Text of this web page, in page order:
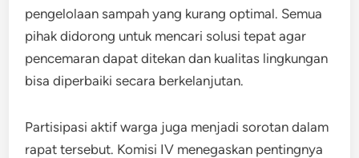
pengelolaan sampah yang kurang optimal. Semua
pihak didorong untuk mencari solusi tepat agar
pencemaran dapat ditekan dan kualitas lingkungan
bisa diperbaiki secara berkelanjutan.
Partisipasi aktif warga juga menjadi sorotan dalam
rapat tersebut. Komisi IV menegaskan pentingnya